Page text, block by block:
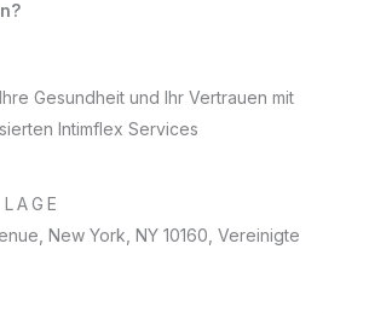
Gesundheit und Ihr Vertrauen mit
Intimflex Services
New York, NY 10160, Vereinigte